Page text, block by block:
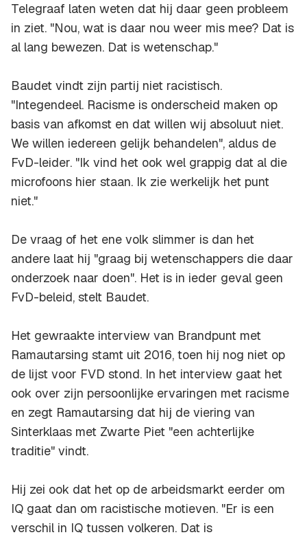
Telegraaf laten weten dat hij daar geen probleem
in ziet. "Nou, wat is daar nou weer mis mee? Dat is
al lang bewezen. Dat is wetenschap."
Baudet vindt zijn partij niet racistisch.
"Integendeel. Racisme is onderscheid maken op
basis van afkomst en dat willen wij absoluut niet.
We willen iedereen gelijk behandelen", aldus de
FvD-leider. "Ik vind het ook wel grappig dat al die
microfoons hier staan. Ik zie werkelijk het punt
niet."
De vraag of het ene volk slimmer is dan het
andere laat hij "graag bij wetenschappers die daar
onderzoek naar doen". Het is in ieder geval geen
FvD-beleid, stelt Baudet.
Het gewraakte interview van Brandpunt met
Ramautarsing stamt uit 2016, toen hij nog niet op
de lijst voor FVD stond. In het interview gaat het
ook over zijn persoonlijke ervaringen met racisme
en zegt Ramautarsing dat hij de viering van
Sinterklaas met Zwarte Piet "een achterlijke
traditie" vindt.
Hij zei ook dat het op de arbeidsmarkt eerder om
IQ gaat dan om racistische motieven. "Er is een
verschil in IQ tussen volkeren. Dat is